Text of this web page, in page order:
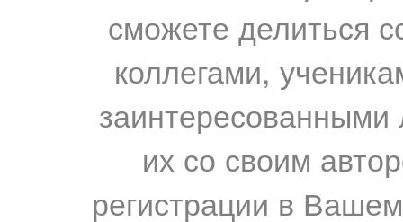
сможете делиться
коллегами,
их со своим
регистрации в